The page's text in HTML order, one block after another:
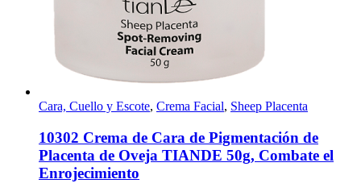
Cara, Cuello y Escote, Crema Facial, Sheep Placenta
10302 Crema de Cara de Pigmentación de
Placenta de Oveja TIANDE 50g, Combate el
Enrojecimiento